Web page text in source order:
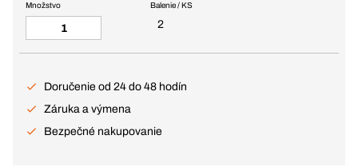
Balenie / KS
2
Množstvo
Doručenie od 24 do 48 hodín
Záruka a výmena
Bezpečné nakupovanie